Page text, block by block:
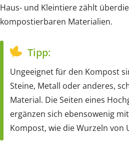
Haus- und Kleintiere zählt
kompostierbaren Materialien.
Tipp:
Ungeeignet für den Kompost
Steine, Metall oder anderes,
Material. Die Seiten eines
ergänzen sich ebensowenig
Kompost, wie die Wurzeln von